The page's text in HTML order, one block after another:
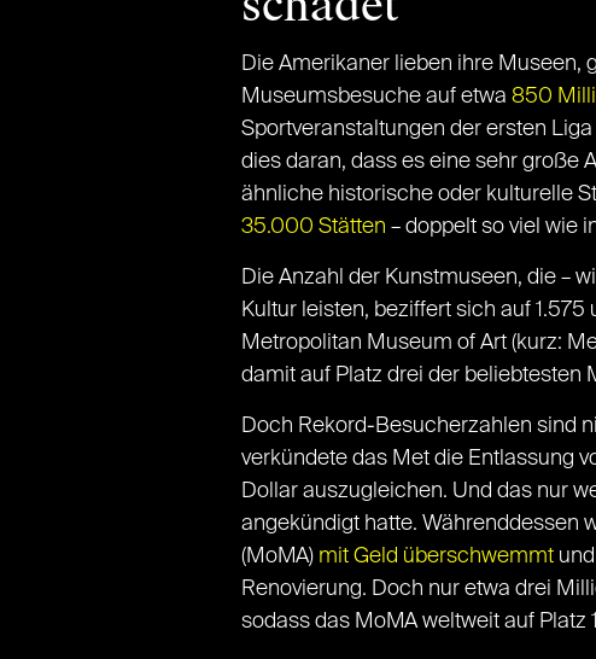
Die Amerikaner lieben ihre Museen,
Museumsbesuche auf etwa 850
Sportveranstaltungen der ersten
dies daran, dass es eine sehr große
ähnliche historische oder kulturelle
35.000 Stätten – doppelt so viel wie
Die Anzahl der Kunstmuseen, die –
Kultur leisten, beziffert sich auf
Metropolitan Museum of Art (kurz:
damit auf Platz drei der beliebtesten
Doch Rekord-Besucherzahlen sind
verkündete das Met die Entlassung
Dollar auszugleichen. Und das nur
angekündigt hatte. Währenddessen
(MoMA) mit Geld überschwemmtund
Renovierung. Doch nur etwa drei
sodass das MoMA weltweit auf Platz